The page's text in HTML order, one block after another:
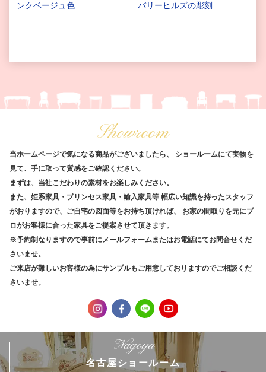
ンクベージュ色
バリーヒルズの彫刻
Showroom
当ホームページで気になる商品がございましたら、
ショールームにて実物を
見て、手に取って質感をご確認ください。
まずは、当社こだわりの素材をお楽しみください。
また、姫系家具・プリンセス家具・輸入家具等 幅広い知識を持ったスタッフ
がおりますので、ご自宅の図面等をお持ち頂ければ、
お家の間取りを元にプ
ロがお客様に合った家具をご提案させて頂きます。
※予約制なりますので事前にメールフォームまたはお電話にてお問合せくだ
さいませ。
ご来店が難しいお客様の為にサンプルもご用意しておりますのでご相談くだ
さいませ。
Nagoya
名古屋ショールーム